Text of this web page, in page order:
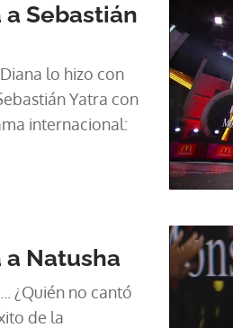
Sebastián
lo hizo con
Yatra con
internacional:
Natusha
¿Quién no cantó
de la